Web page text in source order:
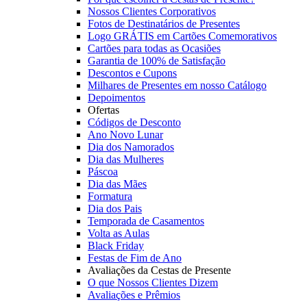
Nossos Clientes Corporativos
Fotos de Destinatários de Presentes
Logo GRÁTIS em Cartões Comemorativos
Cartões para todas as Ocasiões
Garantia de 100% de Satisfação
Descontos e Cupons
Milhares de Presentes em nosso Catálogo
Depoimentos
Ofertas
Códigos de Desconto
Ano Novo Lunar
Dia dos Namorados
Dia das Mulheres
Páscoa
Dia das Mães
Formatura
Dia dos Pais
Temporada de Casamentos
Volta as Aulas
Black Friday
Festas de Fim de Ano
Avaliações da Cestas de Presente
O que Nossos Clientes Dizem
Avaliações e Prêmios